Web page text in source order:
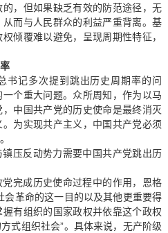
，但如果缺乏有效的防范途径，无
而与人民群众的利益严重背离。基
倾覆难以避免，呈现周期性特征，
书记多次提到跳出历史周期率的问
个重大问题。众所周知，作为以马
中国共产党的历史使命是最终消灭
为实现共产主义，中国共产党必须
镇压反动势力需要中国共产党跳出历
完成历史使命过程中的作用，恩格
会革命的这一目的以及其他更重要得
有组织的国家政权并依靠这个政权
式组织社会”。具体来说，无产阶级